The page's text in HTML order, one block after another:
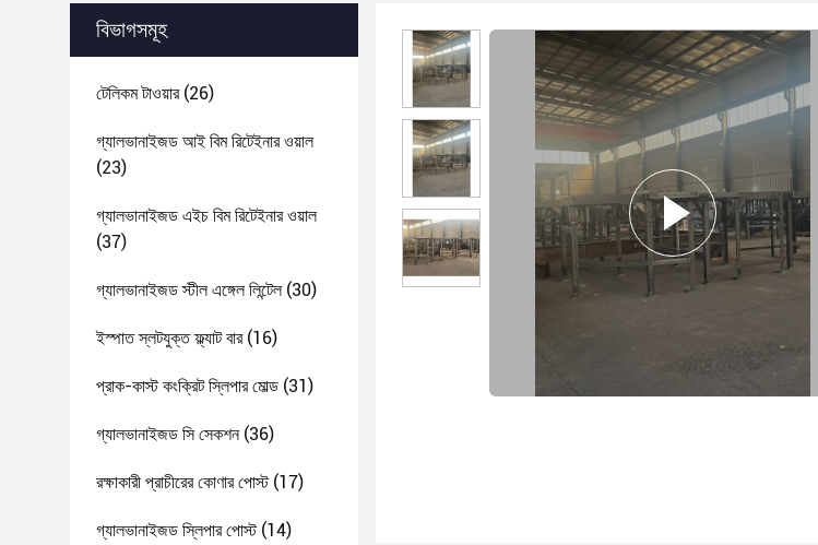
বিভাগসমূহ
টেলিকম টাওয়ার(26)
গ্যালভানাইজড আই বিম রিটেইনার ওয়াল
(23)
গ্যালভানাইজড এইচ বিম রিটেইনার ওয়াল
(37)
গ্যালভানাইজড স্টীল এঙ্গেল লিন্টেল(30)
ইস্পাত স্লটযুক্ত ফ্ল্যাট বার(16)
প্রাক-কাস্ট কংক্রিট স্লিপার মোল্ড (31)
গ্যালভানাইজড সি সেকশন(36)
রক্ষাকারী প্রাচীরের কোণার পোস্ট(17)
গ্যালভানাইজড স্লিপার পোস্ট(14)